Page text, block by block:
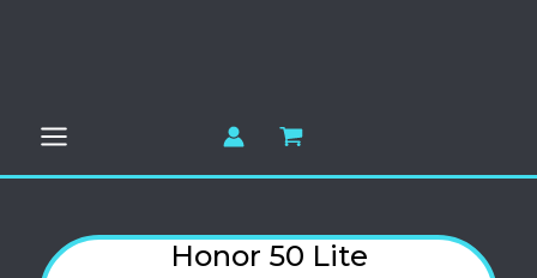
Honor 50 Lite